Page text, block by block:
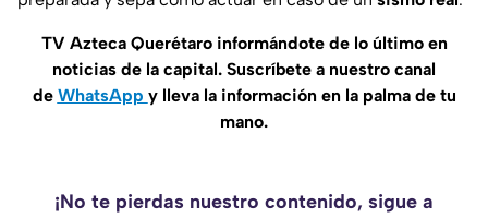
TV Azteca Querétaro informándote de lo último en
noticias de la capital. Suscríbete a nuestro canal
de WhatsApp y lleva la información en la palma de tu
mano.
¡No te pierdas nuestro contenido, sigue a